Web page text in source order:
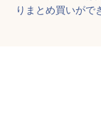
りまとめ買いがで